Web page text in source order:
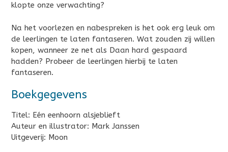
klopte onze verwachting?
Na het voorlezen en nabespreken is het ook erg leuk om
de leerlingen te laten fantaseren. Wat zouden zij willen
kopen, wanneer ze net als Daan hard gespaard
hadden? Probeer de leerlingen hierbij te laten
fantaseren.
Boekgegevens
Titel: Eén eenhoorn alsjeblieft
Auteur en illustrator: Mark Janssen
Uitgeverij: Moon